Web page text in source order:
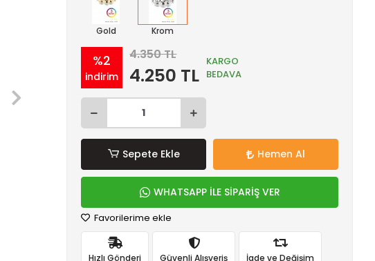
Gold Krom
%2
indirim
4.350 TL
4.250 TL
KARGO
BEDAVA
Sepete Ekle Hemen Al
WHATSAPP İLE SİPARİŞ VER
Favorilerime ekle
Hızlı Gönderi Güvenli Alışveriş İade ve Değişim